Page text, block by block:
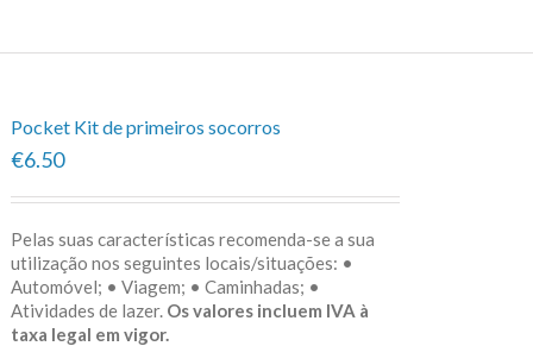
Pocket Kit de primeiros socorros
€6.50
Pelas suas características recomenda-se a sua
utilização nos seguintes locais/situações: •
Automóvel; • Viagem; • Caminhadas; •
Atividades de lazer. Os valores incluem IVA à
taxa legal em vigor.